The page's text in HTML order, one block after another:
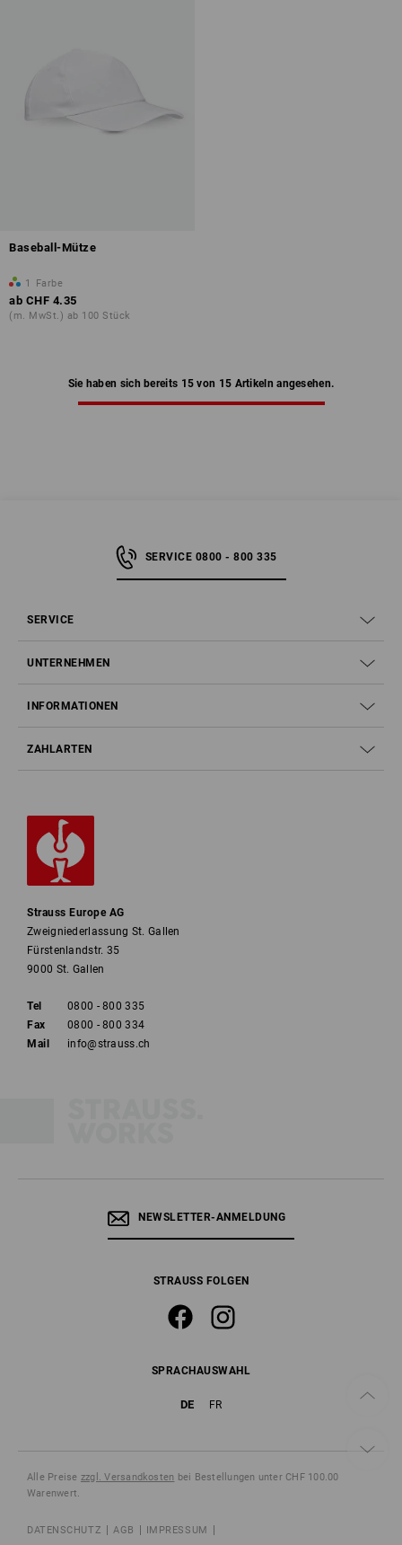
Baseball-Mütze
1 Farbe
ab CHF 4.35
(m. MwSt.) ab 100 Stück
Sie haben sich bereits 15 von 15 Artikeln angesehen.
SERVICE 0800 - 800 335
SERVICE
UNTERNEHMEN
INFORMATIONEN
ZAHLARTEN
Strauss Europe AG
Zweigniederlassung St. Gallen
Fürstenlandstr. 35
9000 St. Gallen
Tel
0800 - 800 335
Fax
0800 - 800 334
Mail
info@strauss.ch
NEWSLETTER-ANMELDUNG
STRAUSS FOLGEN
SPRACHAUSWAHL
DE FR
Alle Preise zzgl. Versandkosten bei Bestellungen unter CHF 100.00
Warenwert.
DATENSCHUTZ AGB IMPRESSUM